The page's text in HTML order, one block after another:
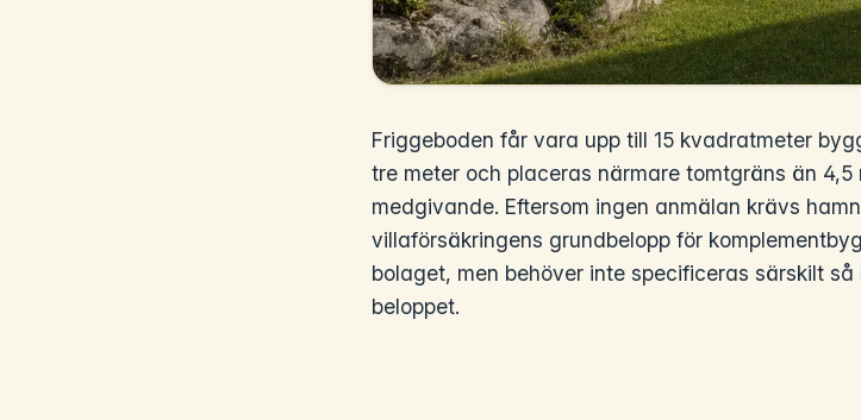
Friggeboden får vara upp till 15 kvadratmeter
tre meter och placeras närmare tomtgräns än
medgivande. Eftersom ingen anmälan krävs
villaförsäkringens grundbelopp för
bolaget, men behöver inte specificeras särskilt
beloppet.